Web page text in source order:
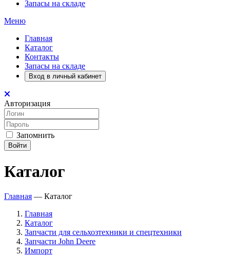
Запасы на складе
Меню
Главная
Каталог
Контакты
Запасы на складе
Вход в личный кабинет
Авторизация
Запомнить
Войти
Каталог
Главная — Каталог
Главная
Каталог
Запчасти для сельхозтехники и спецтехники
Запчасти John Deere
Импорт